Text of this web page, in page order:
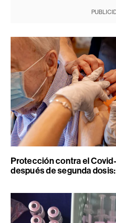
Protección contra el
después de segunda